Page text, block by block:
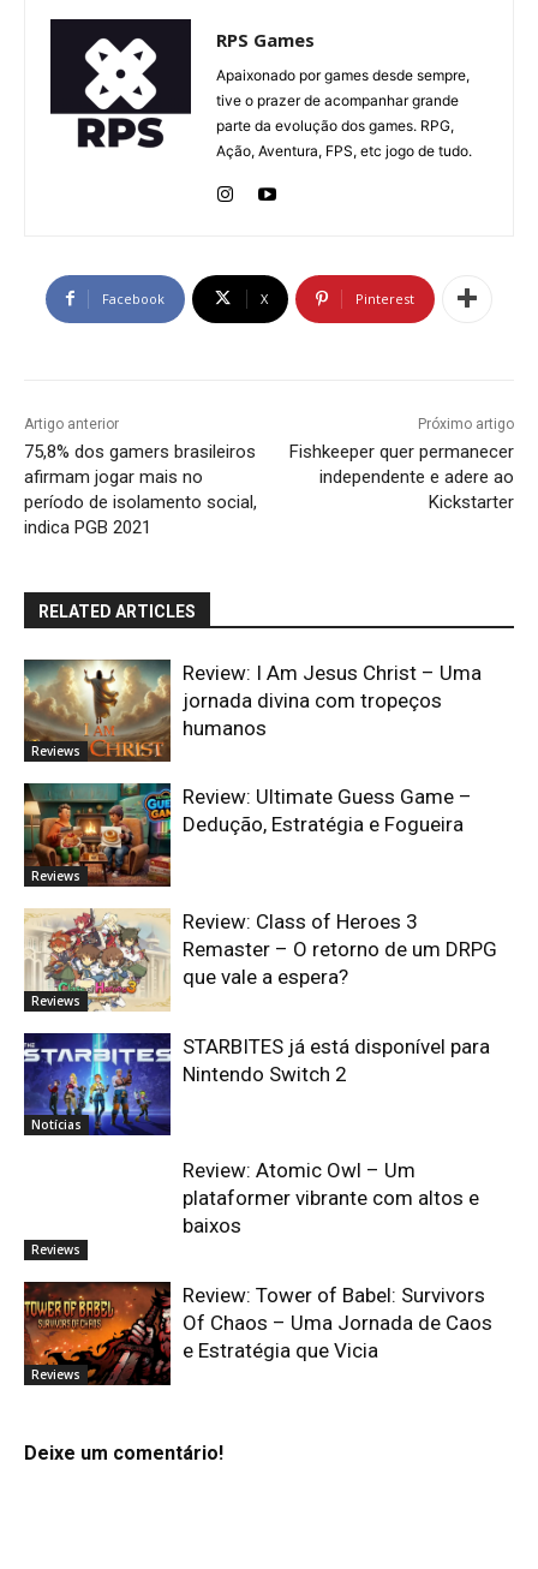
RPS Games
Apaixonado por games desde sempre,
tive o prazer de acompanhar grande
parte da evolução dos games. RPG,
Ação, Aventura, FPS, etc jogo de tudo.
Facebook X Pinterest
Artigo anterior
75,8% dos gamers brasileiros
afirmam jogar mais no
período de isolamento social,
indica PGB 2021
Próximo artigo
Fishkeeper quer permanecer
independente e adere ao
Kickstarter
RELATED ARTICLES
Reviews
Review: I Am Jesus Christ – Uma
jornada divina com tropeços
humanos
Reviews
Review: Ultimate Guess Game –
Dedução, Estratégia e Fogueira
Reviews
Review: Class of Heroes 3
Remaster – O retorno de um DRPG
que vale a espera?
Notícias
STARBITES já está disponível para
Nintendo Switch 2
Reviews
Review: Atomic Owl – Um
plataformer vibrante com altos e
baixos
Reviews
Review: Tower of Babel: Survivors
Of Chaos – Uma Jornada de Caos
e Estratégia que Vicia
Deixe um comentário!